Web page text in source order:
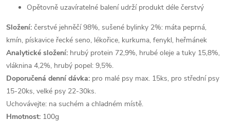
Opětovně uzavíratelné balení udrží produkt déle čerstvý
Složení: čerstvé jehněčí 98%, sušené bylinky 2%: máta peprná,
kmín, pískavice řecké seno, lékořice, kurkuma, fenykl, heřmánek
Analytické složení: hrubý protein 72,9%, hrubé oleje a tuky 15,8%,
vláknina 4,2%, hrubý popel: 9,5%.
Doporučená denní dávka: pro malé psy max. 15ks, pro střední psy
15-20ks, velké psy 22-30ks.
Uchovávejte: na suchém a chladném místě.
Hmotnost: 100g